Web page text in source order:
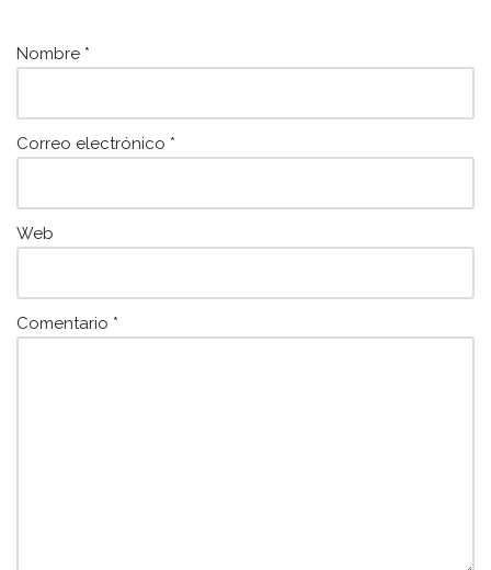
k
Nombre *
Correo electrónico *
Web
Comentario *